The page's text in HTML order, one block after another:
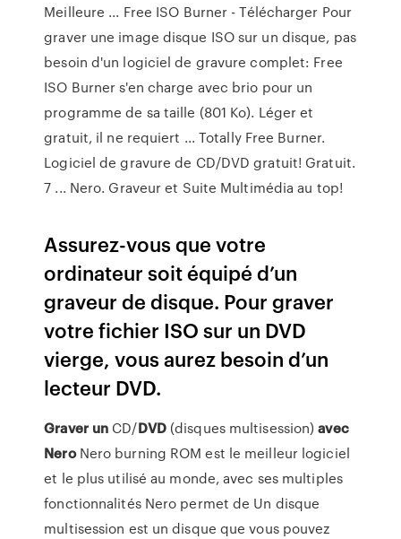
Meilleure ... Free ISO Burner - Télécharger Pour
graver une image disque ISO sur un disque, pas
besoin d'un logiciel de gravure complet: Free
ISO Burner s'en charge avec brio pour un
programme de sa taille (801 Ko). Léger et
gratuit, il ne requiert ... Totally Free Burner.
Logiciel de gravure de CD/DVD gratuit! Gratuit.
7 ... Nero. Graveur et Suite Multimédia au top!
Assurez-vous que votre
ordinateur soit équipé d’un
graveur de disque. Pour graver
votre fichier ISO sur un DVD
vierge, vous aurez besoin d’un
lecteur DVD.
Graver un CD/DVD(disques multisession)avec
NeroNero burning ROM est le meilleur logiciel
et le plus utilisé au monde, avec ses multiples
fonctionnalités Nero permet de Un disque
multisession est un disque que vous pouvez